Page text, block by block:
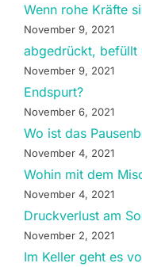
Wenn rohe Kräfte
November 9, 2021
abgedrückt, befüllt
November 9, 2021
Endspurt?
November 6, 2021
Wo ist das
November 4, 2021
Wohin mit dem
November 4, 2021
Druckverlust am
November 2, 2021
Im Keller geht es